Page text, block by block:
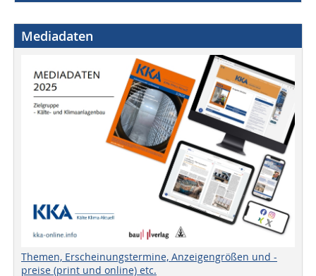
Mediadaten
Themen, Erscheinungstermine, Anzeigengrößen und -
preise (print und online) etc.